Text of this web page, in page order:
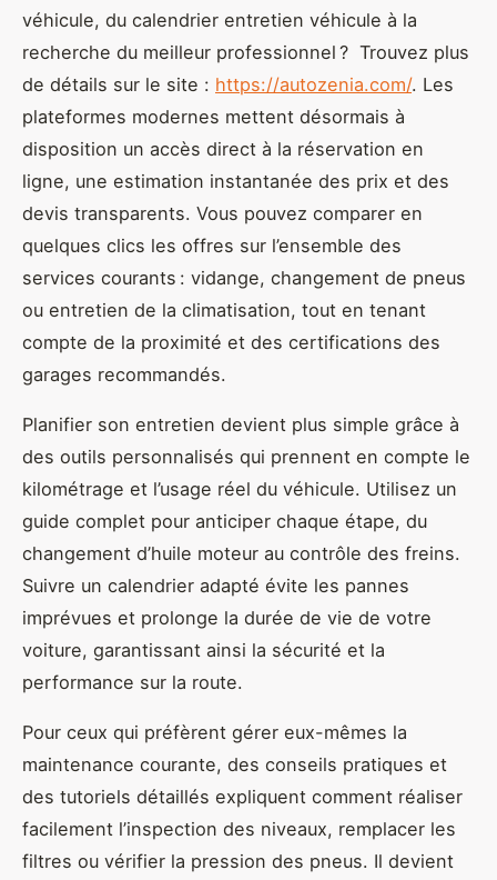
véhicule, du calendrier entretien véhicule à la
recherche du meilleur professionnel ? Trouvez plus
de détails sur le site : https://autozenia.com/. Les
plateformes modernes mettent désormais à
disposition un accès direct à la réservation en
ligne, une estimation instantanée des prix et des
devis transparents. Vous pouvez comparer en
quelques clics les offres sur l’ensemble des
services courants : vidange, changement de pneus
ou entretien de la climatisation, tout en tenant
compte de la proximité et des certifications des
garages recommandés.
Planifier son entretien devient plus simple grâce à
des outils personnalisés qui prennent en compte le
kilométrage et l’usage réel du véhicule. Utilisez un
guide complet pour anticiper chaque étape, du
changement d’huile moteur au contrôle des freins.
Suivre un calendrier adapté évite les pannes
imprévues et prolonge la durée de vie de votre
voiture, garantissant ainsi la sécurité et la
performance sur la route.
Pour ceux qui préfèrent gérer eux-mêmes la
maintenance courante, des conseils pratiques et
des tutoriels détaillés expliquent comment réaliser
facilement l’inspection des niveaux, remplacer les
filtres ou vérifier la pression des pneus. Il devient